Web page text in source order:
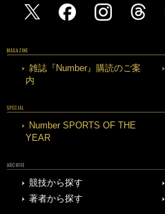
MAGAZINE
雑誌『Number』購読のご案
内
SPECIAL
Number SPORTS OF THE
YEAR
ARCHIVE
競技から探す
著者から探す